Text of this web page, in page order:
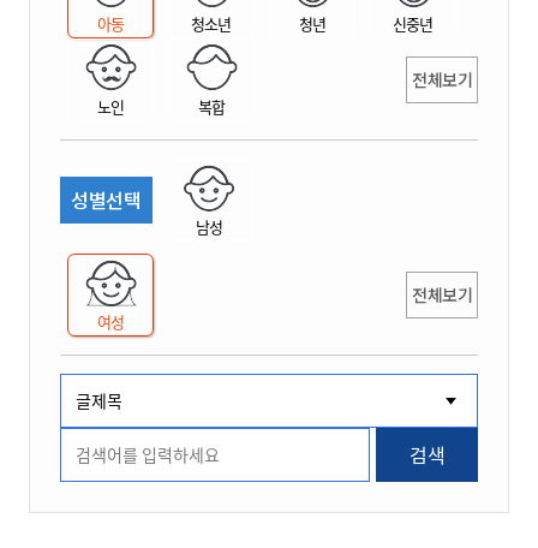
아동 청소년 청년 신중년
노인 복합
전체보기
성별선택
남성
여성
전체보기
검색